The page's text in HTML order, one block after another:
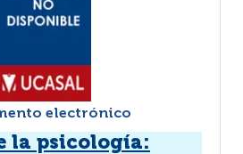
electrónico
la psicología: